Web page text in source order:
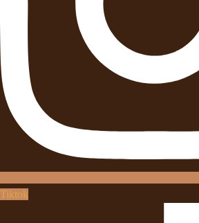
Tiktok